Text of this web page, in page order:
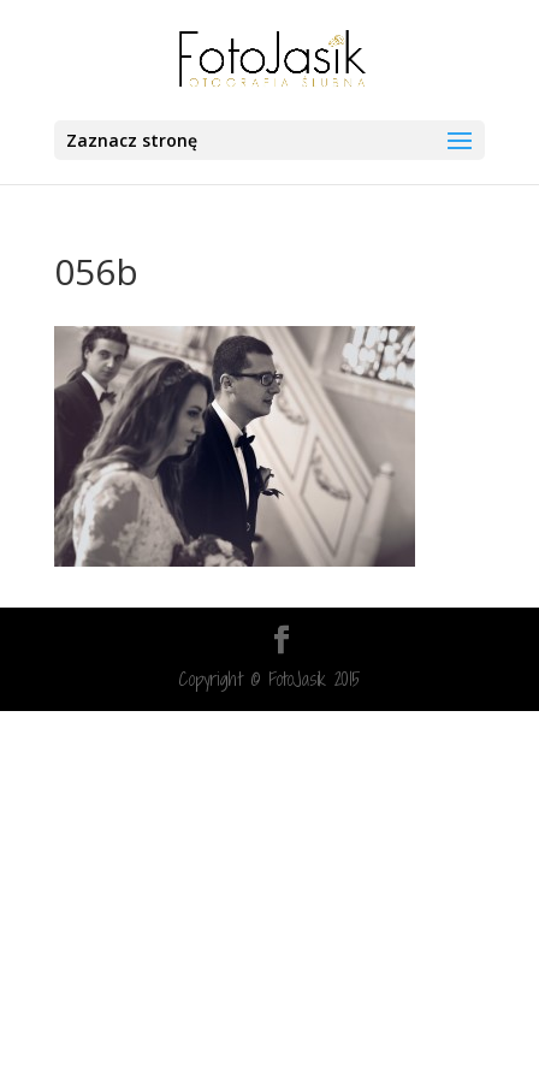
Zaznacz stronę
056b
Copyright © FotoJasik 2015